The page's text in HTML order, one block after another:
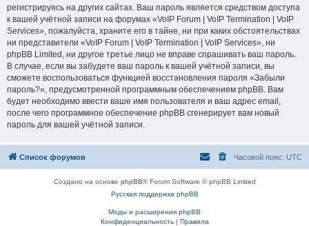
регистрируясь на других сайтах. Ваш пароль является средством доступа
к вашей учётной записи на форумах «VoIP Forum | VoIP Termination | VoIP
Services», пожалуйста, храните его в тайне, ни при каких обстоятельствах
ни представители «VoIP Forum | VoIP Termination | VoIP Services», ни
phpBB Limited, ни другое третье лицо не вправе спрашивать ваш пароль.
В случае, если вы забудете ваш пароль к вашей учётной записи, вы
сможете воспользоваться функцией восстановления пароля «Забыли
пароль?», предусмотренной программным обеспечением phpBB. Вам
будет необходимо ввести ваше имя пользователя и ваш адрес email,
после чего программное обеспечение phpBB сгенерирует вам новый
пароль для вашей учётной записи.
Список форумов Часовой пояс: UTC
Создано на основе phpBB® Forum Software © phpBB Limited
Русская поддержка phpBB
Моды и расширения phpBB
Конфиденциальность| Правила